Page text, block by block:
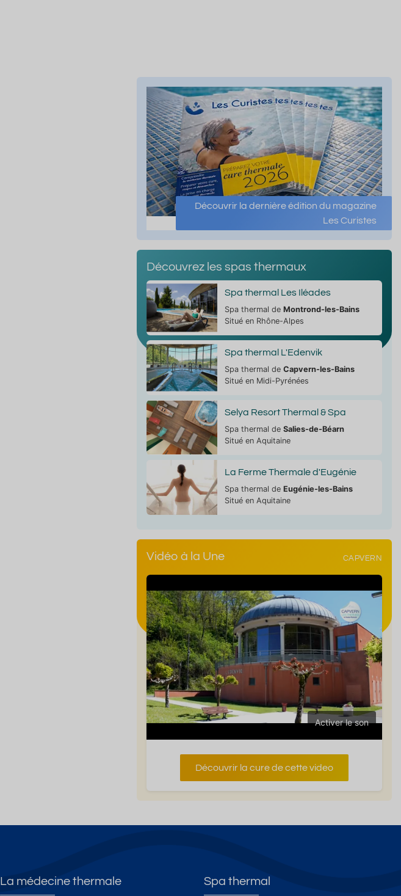
Découvrir la dernière édition du magazine
Les Curistes
Découvrez les spas thermaux
Spa thermal Les Iléades
Spa thermal de Montrond-les-Bains
Situé en Rhône-Alpes
Spa thermal L'Edenvik
Spa thermal de Capvern-les-Bains
Situé en Midi-Pyrénées
Selya Resort Thermal & Spa
Spa thermal de Salies-de-Béarn
Situé en Aquitaine
La Ferme Thermale d'Eugénie
Spa thermal de Eugénie-les-Bains
Situé en Aquitaine
Vidéo à la Une CAPVERN
Activer le son
Découvrir la cure de cette video
La médecine thermale Spa thermal